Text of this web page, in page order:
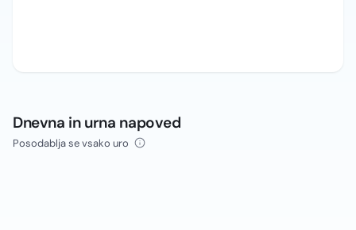
Dnevna in urna napoved
Posodablja se vsako uro